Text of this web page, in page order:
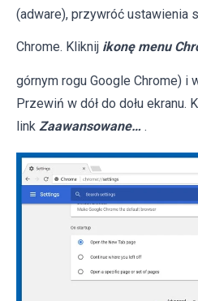
(adware), przywróć ustawienia
Chrome. Kliknij ikonę menu
górnym rogu Google Chrome) i
Przewiń w dół do dołu ekranu.
link Zaawansowane… .